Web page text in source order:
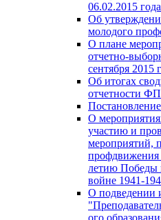
06.02.2015
Об
молодого
О плане
отчетно-
сентября 2015
Об итогах
отчетности
О
участию и
мероприятий,
профдвижения
летию Победы
войне 1941-
О подведении
ого